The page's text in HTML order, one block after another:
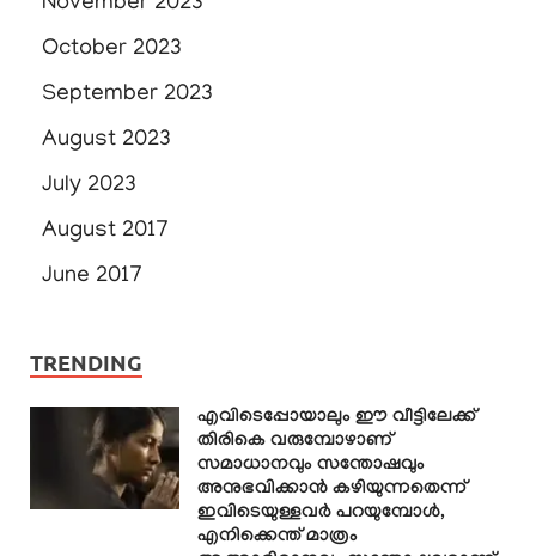
October 2023
September 2023
August 2023
July 2023
August 2017
June 2017
TRENDING
എവിടെപ്പോയാലും ഈ വീട്ടിലേക്ക്
തിരികെ വരുമ്പോഴാണ്
സമാധാനവും സന്തോഷവും
അനുഭവിക്കാൻ കഴിയുന്നതെന്ന്
ഇവിടെയുള്ളവർ പറയുമ്പോൾ,
എനിക്കെന്ത് മാത്രം